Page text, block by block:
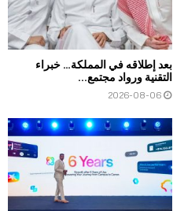
بعد إطلاقه في المملكة… خبراء
التقنية ورواد مجتمع...
2026-08-06